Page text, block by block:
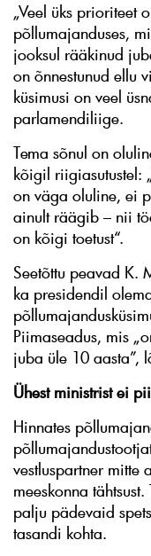
„Veel üks prioriteet
põllumajanduses,
jooksul rääkinud
on õnnestunud ellu
küsimusi on veel
parlamendiliige.
Tema sõnul on
kõigil riigiasutustel:
on väga oluline, ei
ainult räägib – nii
on kõigi toetust“.
Seetõttu peavad K.
ka presidendil
Piimaseadus, mis
juba üle 10 aasta”,
Ühest ministrist ei
Hinnates
vestluspartner
meeskonna
palju pädevaid
tasandi kohta.